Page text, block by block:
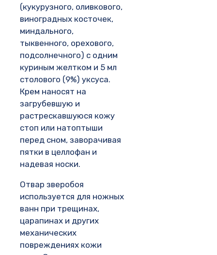
(кукурузного, оливкового,
виноградных косточек,
миндального,
тыквенного, орехового,
подсолнечного) с одним
куриным желтком и 5 мл
столового (9%) уксуса.
Крем наносят на
загрубевшую и
растрескавшуюся кожу
стоп или натоптыши
перед сном, заворачивая
пятки в целлофан и
надевая носки.
Отвар зверобоя
используется для ножных
ванн при трещинах,
царапинах и других
механических
повреждениях кожи